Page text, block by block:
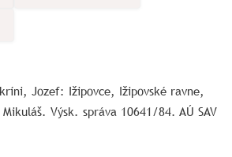
Jozef: Ižipovce, Ižipovské ravne,
Výsk. správa 10641/84. AÚ SAV